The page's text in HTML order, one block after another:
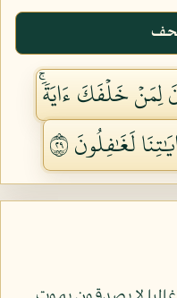
لِمَنۡ خَلۡفَكَ ءَايَةٗۚ
لَغَٰفِلُونَ ٩٢